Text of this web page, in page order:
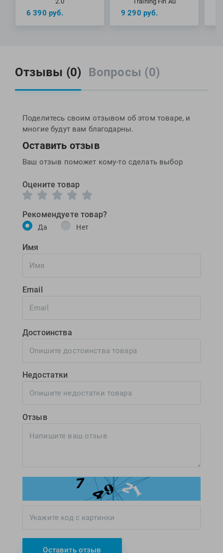
6 390 руб. 9 290 руб.
Отзывы (0) Вопросы (0)
Поделитесь своим отзывом об этом товаре, и
многие будут вам благодарны.
Оставить отзыв
Ваш отзыв поможет кому-то сделать выбор
Оцените товар
Рекомендуете товар?
Да Нет
Имя
Email
Достоинства
Недостатки
Отзыв
Оставить отзыв